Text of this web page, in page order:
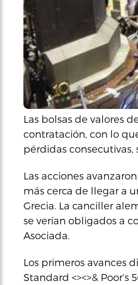
Las bolsas de valores
contratación, con lo
pérdidas
Las acciones
más cerca de llegar a
Grecia. La canciller
se verían obligados a
Asociada.
Los primeros avances
Standard <><>&